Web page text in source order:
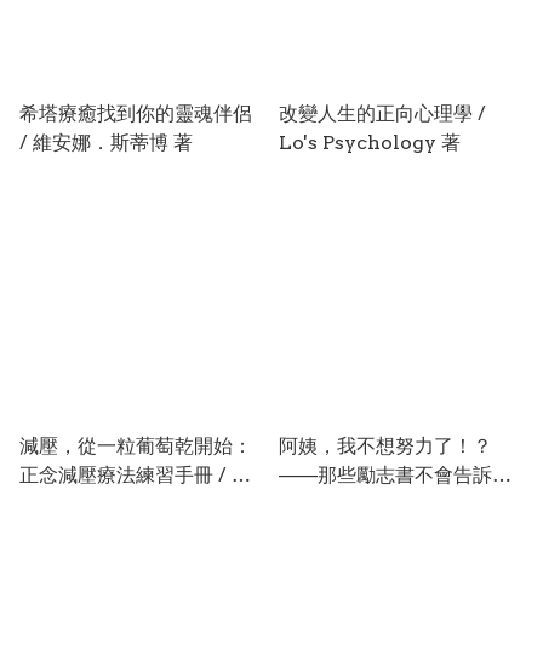
希塔療癒找到你的靈魂伴侶
/ 維安娜．斯蒂博 著
改變人生的正向心理學 /
Lo's Psychology 著
減壓，從一粒葡萄乾開始：
正念減壓療法練習手冊 / 鮑
阿姨，我不想努力了！？
——那些勵志書不會告訴你